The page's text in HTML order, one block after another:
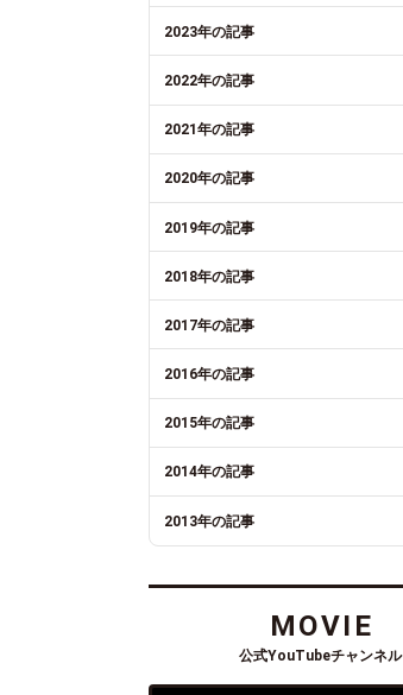
2023年の記事
2022年の記事
2021年の記事
2020年の記事
2019年の記事
2018年の記事
2017年の記事
2016年の記事
2015年の記事
2014年の記事
2013年の記事
MOVIE
公式YouTubeチャンネル